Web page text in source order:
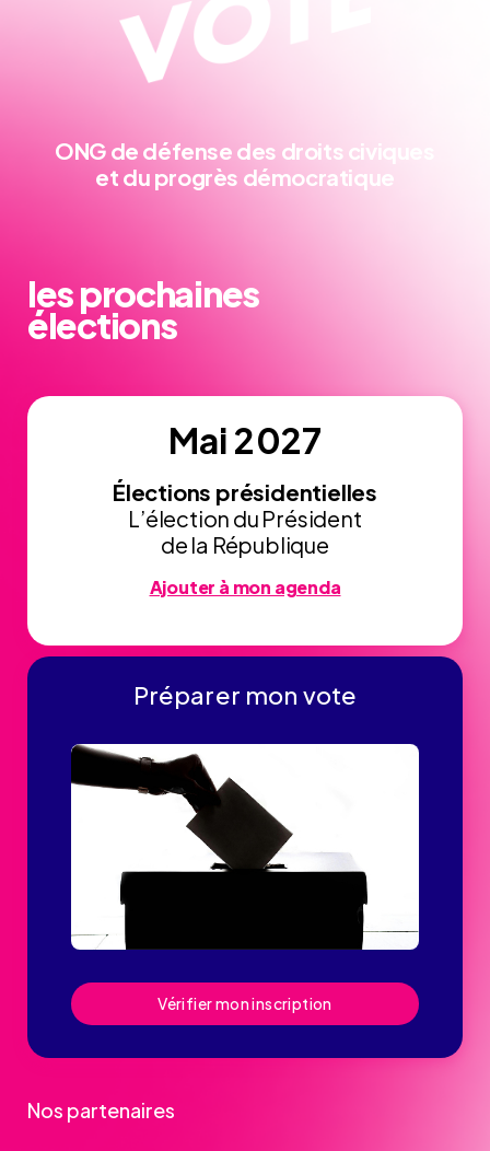
ONG de défense des droits civiques
et du progrès démocratique
les prochaines
élections
Mai 2027
Élections présidentielles
L’élection du Président
de la République
Ajouter à mon agenda
Préparer mon vote
Vérifier mon inscription
Nos partenaires